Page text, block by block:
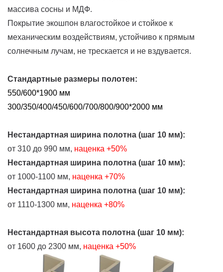
массива сосны и МДФ.
Покрытие экошпон влагостойкое и стойкое к
механическим воздействиям, устойчиво к прямым
солнечным лучам, не трескается и не вздувается.
Стандартные размеры полотен:
550/600*1900 мм
300/350/400/450/600/700/800/900*2000 мм
Нестандартная ширина полотна (шаг 10 мм):
от 310 до 990 мм, наценка +50%
Нестандартная ширина полотна (шаг 10 мм):
от 1000-1100 мм, наценка +70%
Нестандартная ширина полотна (шаг 10 мм):
от 1110-1300 мм, наценка +80%
Нестандартная высота полотна (шаг 10 мм):
от 1600 до 2300 мм, наценка +50%